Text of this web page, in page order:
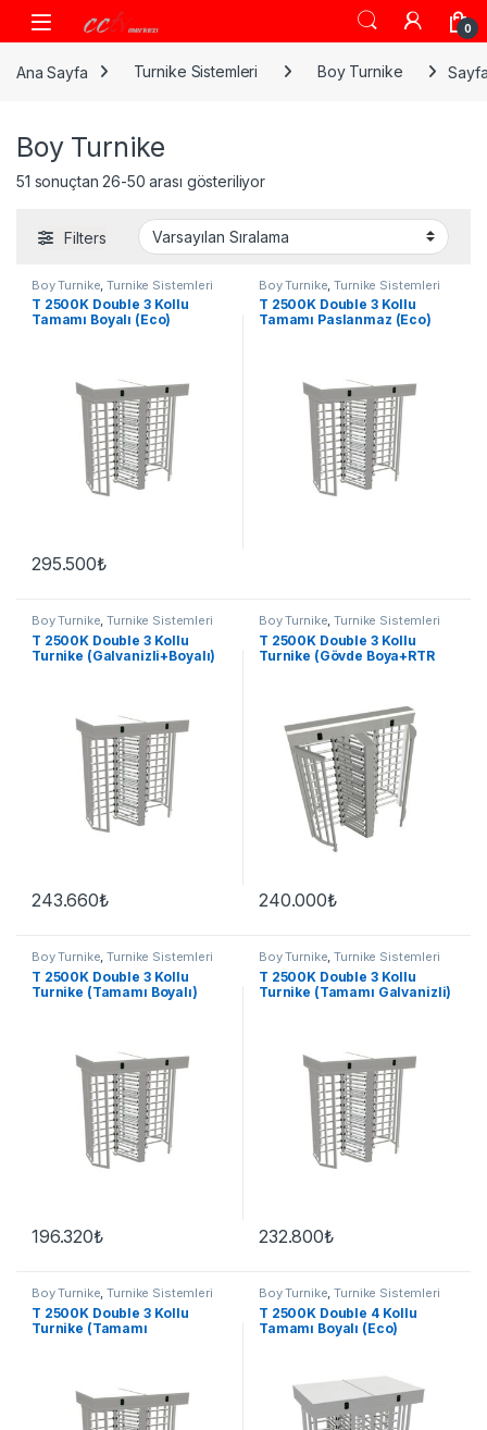
Skip to navigation
Skip to content
0
Ana Sayfa Turnike Sistemleri Boy Turnike
Boy Turnike
51 sonuçtan 26-50 arası gösteriliyor
Filters
Boy Turnike ,Turnike Sistemleri
T 2500K Double 3 Kollu
Tamamı Boyalı (Eco)
295.500₺
Boy Turnike ,Turnike Sistemleri
T 2500K Double 3 Kollu
Tamamı Paslanmaz (Eco)
Boy Turnike,Turnike Sistemleri
T 2500K Double 3 Kollu
Turnike (Galvanizli+Boyalı)
243.660₺
Boy Turnike,Turnike Sistemleri
T 2500K Double 3 Kollu
Turnike (Gövde Boya+RTR
240.000₺
Boy Turnike,Turnike Sistemleri
T 2500K Double 3 Kollu
Turnike (Tamamı Boyalı)
196.320₺
Boy Turnike,Turnike Sistemleri
T 2500K Double 3 Kollu
Turnike (Tamamı Galvanizli)
232.800₺
Boy Turnike,Turnike Sistemleri
T 2500K Double 3 Kollu
Turnike (Tamamı
Boy Turnike,Turnike Sistemleri
T 2500K Double 4 Kollu
Tamamı Boyalı (Eco)